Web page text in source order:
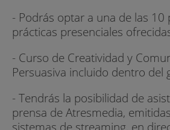
- Podrás optar a una de las 10
prácticas presenciales
- Curso de Creatividad y
Persuasiva incluido dentro del
- Tendrás la posibilidad de
prensa de Atresmedia,